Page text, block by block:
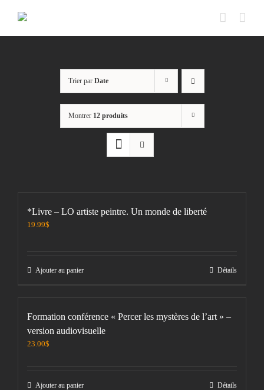
Trier par Date
Montrer 12 produits
*Livre – LO artiste peintre. Un monde de liberté
19.99$
Ajouter au panier Détails
Formation conférence « Percer les mystères de l’art » –
version audiovisuelle
23.00$
Ajouter au panier Détails